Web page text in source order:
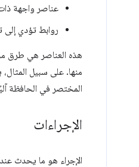
عناصر واجهة
روابط تؤدي إلى
هذه العناصر هي طرق
المختصر في الحافظة
الإجراءات
الإجراء هو ما يحدث